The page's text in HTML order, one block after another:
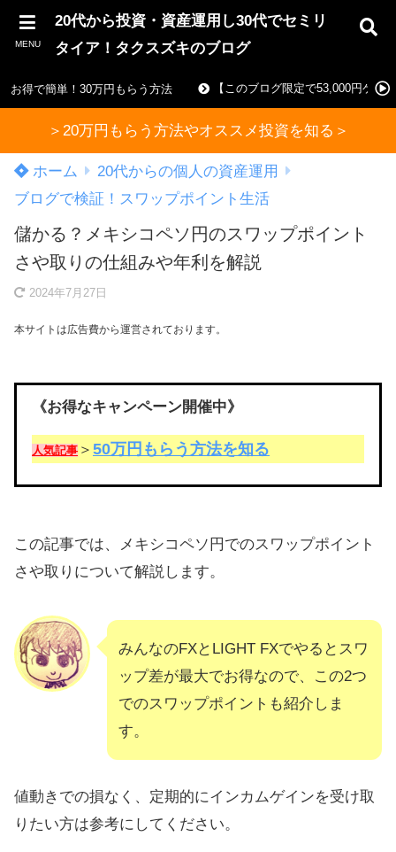
MENU
20代から投資・資産運用し30代でセミリ
タイア！タクスズキのブログ
お得で簡単！30万円もらう方法 【このブログ限定で53,000円ゲッ
＞20万円もらう方法やオススメ投資を知る＞
ホーム
20代からの個人の資産運用
ブログで検証！スワップポイント生活
儲かる？メキシコペソ円のスワップポイント
さや取りの仕組みや年利を解説
2024年7月27日
本サイトは広告費から運営されております。
《お得なキャンペーン開催中》
人気記事 ＞ 50万円もらう方法を知る
この記事では、メキシコペソ円でのスワップポイント
さや取りについて解説します。
みんなのFXとLIGHT FXでやるとスワ
ップ差が最大でお得なので、この2つ
でのスワップポイントも紹介しま
す。
値動きでの損なく、定期的にインカムゲインを受け取
りたい方は参考にしてください。